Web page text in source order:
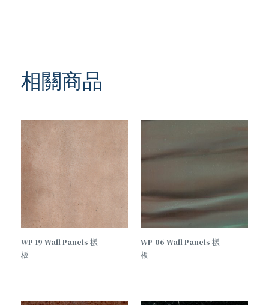
相關商品
WP-19 Wall Panels 樣
板
WP-06 Wall Panels 樣
板